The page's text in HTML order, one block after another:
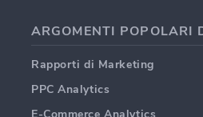
Rapporti di Marketing
PPC Analytics